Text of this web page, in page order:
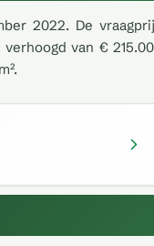
2022. De
van €